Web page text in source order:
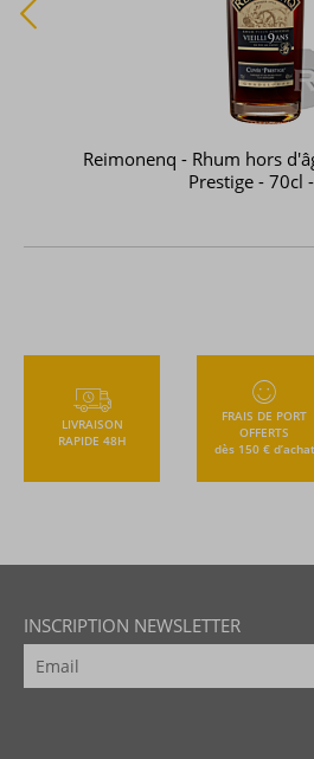
Reimonenq - Rhum hors
Prestige - 70cl
LIVRAISON
RAPIDE 48H
FRAIS DE PORT
OFFERTS
dès 150 € d’achat
INSCRIPTION NEWSLETTER